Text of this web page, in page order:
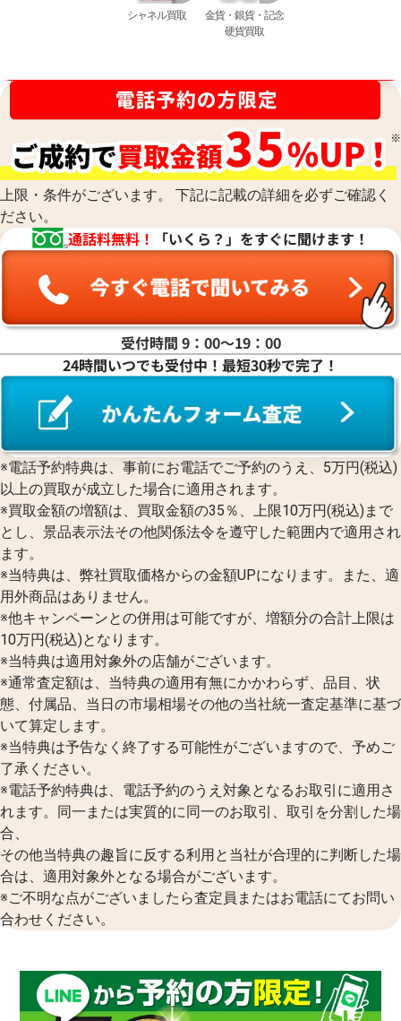
シャネル買取
金貨・銀貨・記念
硬貨買取
上限・条件がございます。 下記に記載の詳細を必ずご確認く
ださい。
通話料無料！ 「いくら？」をすぐに聞けます！
受付時間 9：00〜19：00
24時間いつでも受付中！最短30秒で完了！
※電話予約特典は、事前にお電話でご予約のうえ、5万円(税込)
以上の買取が成立した場合に適用されます。
※買取金額の増額は、買取金額の35％、上限10万円(税込)まで
とし、景品表示法その他関係法令を遵守した範囲内で適用され
ます。
※当特典は、弊社買取価格からの金額UPになります。また、適
用外商品はありません。
※他キャンペーンとの併用は可能ですが、増額分の合計上限は
10万円(税込)となります。
※当特典は適用対象外の店舗がございます。
※通常査定額は、当特典の適用有無にかかわらず、品目、状
態、付属品、当日の市場相場その他の当社統一査定基準に基づ
いて算定します。
※当特典は予告なく終了する可能性がございますので、予めご
了承ください。
※電話予約特典は、電話予約のうえ対象となるお取引に適用さ
れます。同一または実質的に同一のお取引、取引を分割した場
合、
その他当特典の趣旨に反する利用と当社が合理的に判断した場
合は、適用対象外となる場合がございます。
※ご不明な点がございましたら査定員またはお電話にてお問い
合わせください。